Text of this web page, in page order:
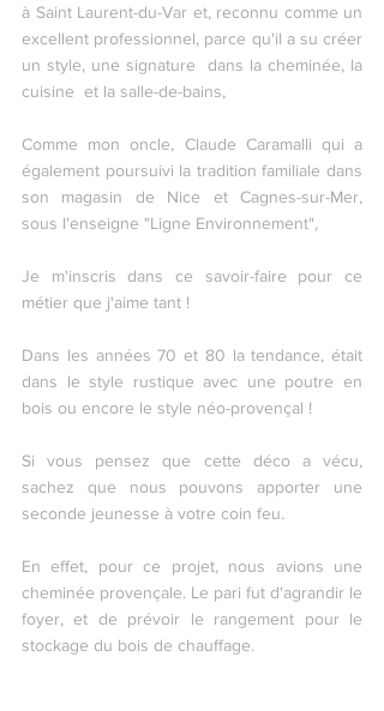
à Saint Laurent-du-Var et, reconnu comme un
excellent professionnel, parce qu'il a su créer
un style, une signature  dans la cheminée, la
cuisine  et la salle-de-bains,
Comme mon oncle, Claude Caramalli qui a
également poursuivi la tradition familiale dans
son magasin de Nice et Cagnes-sur-Mer,
sous l'enseigne "Ligne Environnement",
Je m'inscris dans ce savoir-faire pour ce
métier que j'aime tant !
Dans les années 70 et 80 la tendance, était
dans le style rustique avec une poutre en
bois ou encore le style néo-provençal !
Si vous pensez que cette déco a vécu,
sachez que nous pouvons apporter une
seconde jeunesse à votre coin feu.
En effet, pour ce projet, nous avions une
cheminée provençale. Le pari fut d'agrandir le
foyer, et de prévoir le rangement pour le
stockage du bois de chauffage.